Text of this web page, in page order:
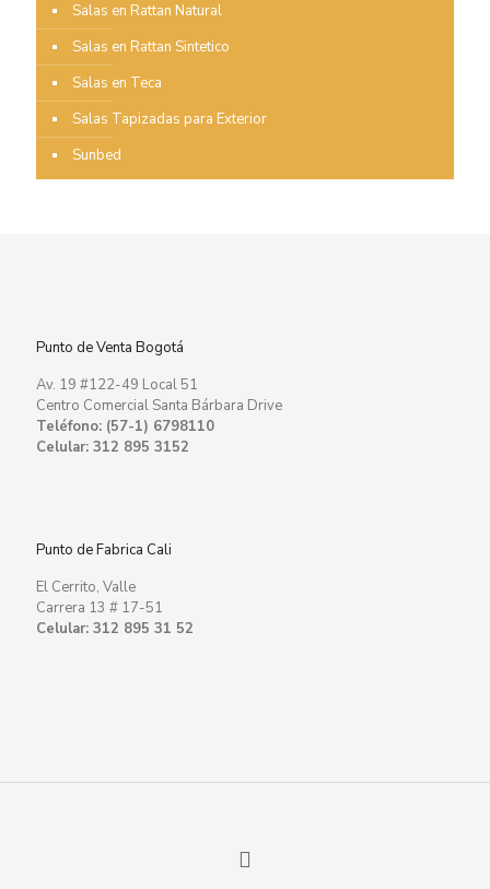
Salas en Rattan Natural
Salas en Rattan Sintetico
Salas en Teca
Salas Tapizadas para Exterior
Sunbed
Punto de Venta Bogotá
Av. 19 #122-49 Local 51
Centro Comercial Santa Bárbara Drive
Teléfono: (57-1) 6798110
Celular: 312 895 3152
Punto de Fabrica Cali
El Cerrito, Valle
Carrera 13 # 17-51
Celular: 312 895 31 52